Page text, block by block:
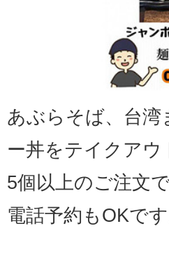
あぶらそば、台
ー丼をテイクア
5個以上のご注文
電話予約もOKです